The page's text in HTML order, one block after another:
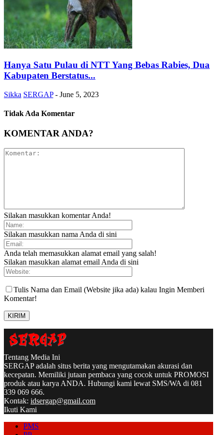
Hanya Satu Pulau di NTT Yang Bebas Rabies, Dua
Kabupaten Berstatus...
Sikka SERGAP - June 5, 2023
Tidak Ada Komentar
KOMENTAR ANDA?
Silakan masukkan komentar Anda!
Silakan masukkan nama Anda di sini
Anda telah memasukkan alamat email yang salah!
Silakan masukkan alamat email Anda di sini
Tulis Nama dan Email (Website jika ada) kalau Ingin Memberi
Komentar!
Tentang Media Ini
SERGAP adalah situs berita yang mengutamakan akurasi dan
kecepatan. Memiliki jutaan pembaca yang cocok untuk PROMOSI
produk atau karya ANDA. Hubungi kami lewat SMS/WA di 081
339 069 666.
Kontak: idsergap@gmail.com
Ikuti Kami
PMS